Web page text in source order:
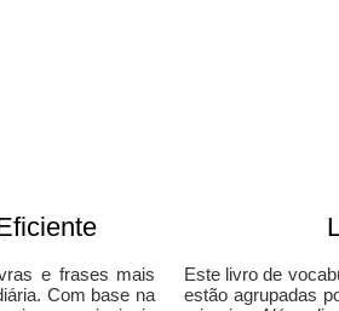
e frases mais
Com base na
Este livro de
estão agrupadas